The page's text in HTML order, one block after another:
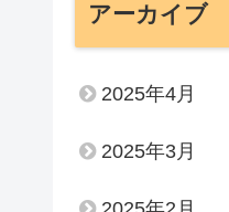
アーカイブ
2025年4月
2025年3月